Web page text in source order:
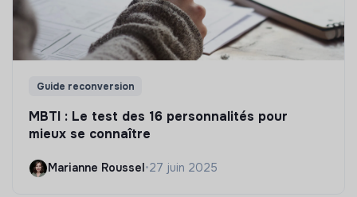
Guide reconversion
MBTI : Le test des 16 personnalités pour
mieux se connaître
Marianne Roussel•27 juin 2025